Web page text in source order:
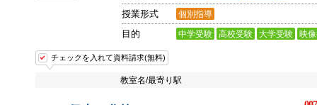
授業形式 個別指導
目的 中学受験 高校受験 大学受験 映
チェックを入れて資料請求(無料)
教室名/最寄り駅